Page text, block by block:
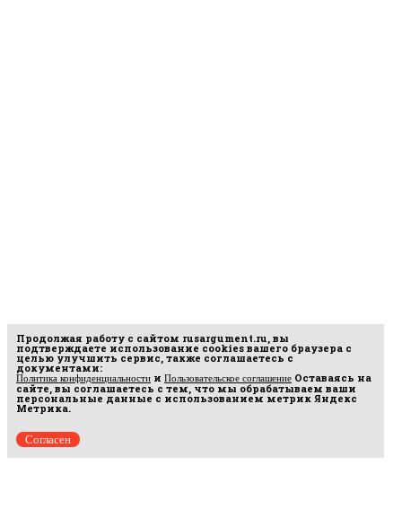
Продолжая работу с сайтом rusargument.ru, вы
подтверждаете использование cookies вашего браузера с
целью улучшить сервис, также соглашаетесь с
документами:
Политика конфиденциальности и Пользовательское соглашение Оставаясь на
сайте, вы соглашаетесь с тем, что мы обрабатываем ваши
персональные данные с использованием метрик Яндекс
Метрика.
Согласен